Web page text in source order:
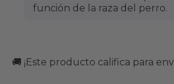
función de la raza del perro.
🚚 ¡Este producto califica para